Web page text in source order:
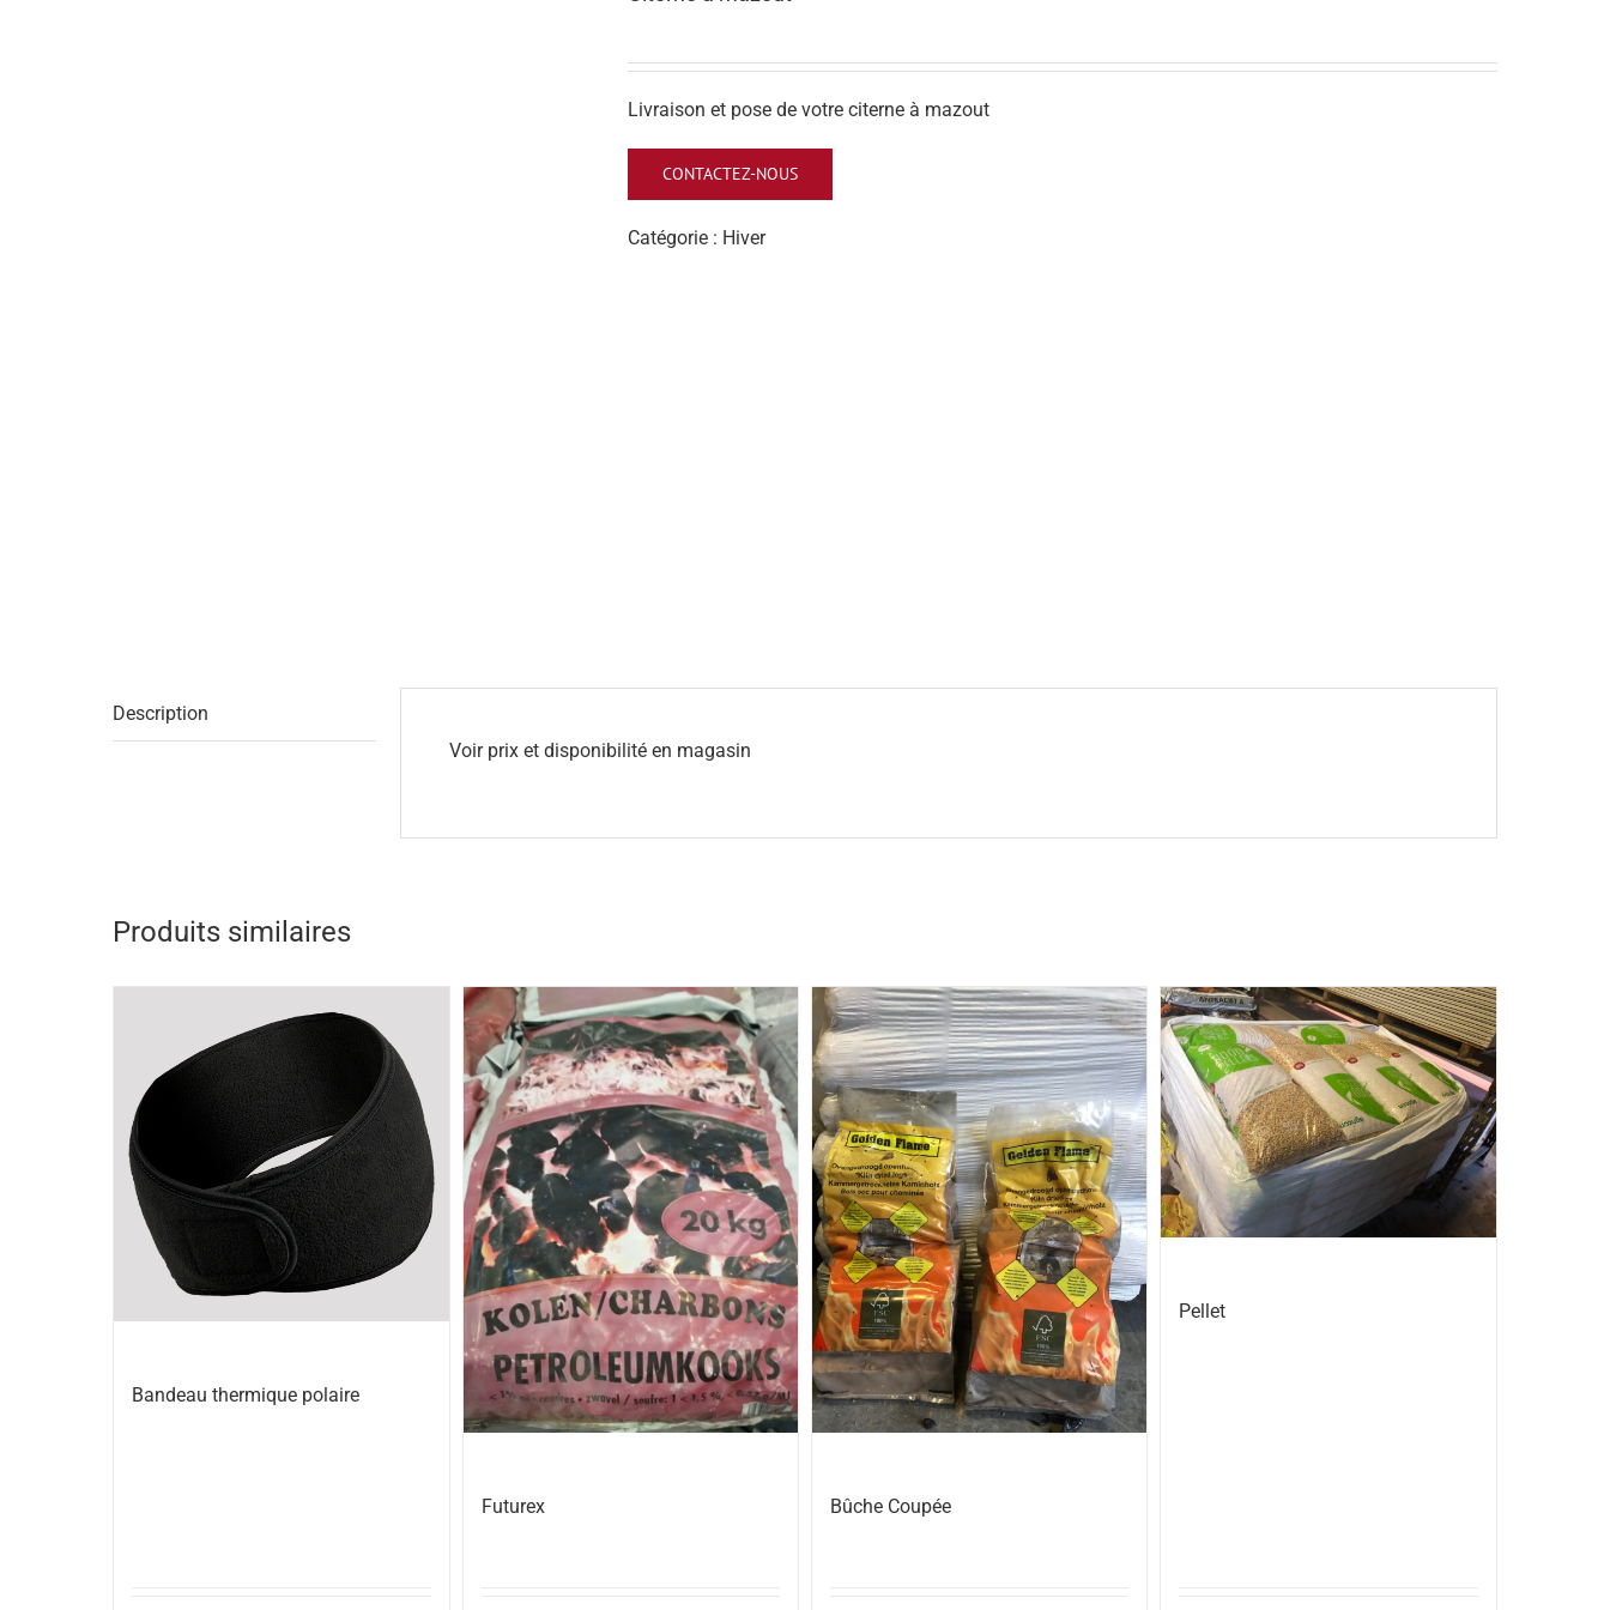
Livraison et pose de votre citerne à mazout
CONTACTEZ-NOUS
Catégorie : Hiver
Description
Voir prix et disponibilité en magasin
Produits similaires
Bandeau thermique polaire
Futurex Bûche Coupée
Pellet